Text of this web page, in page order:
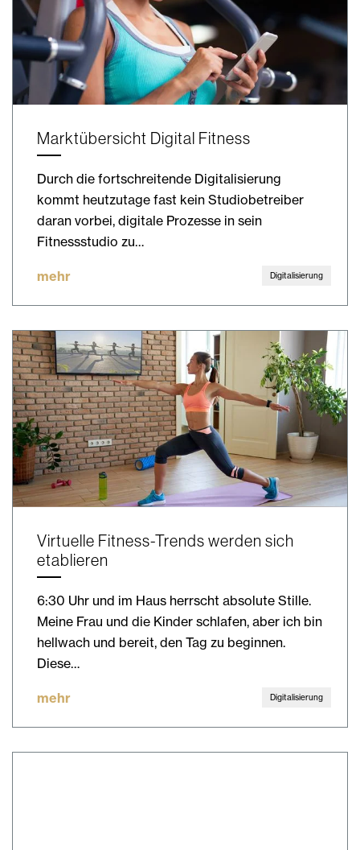
Marktübersicht Digital Fitness
Durch die fortschreitende Digitalisierung
kommt heutzutage fast kein Studiobetreiber
daran vorbei, digitale Prozesse in sein
Fitnessstudio zu…
mehr Digitalisierung
Virtuelle Fitness-Trends werden sich
etablieren
6:30 Uhr und im Haus herrscht absolute Stille.
Meine Frau und die Kinder schlafen, aber ich bin
hellwach und bereit, den Tag zu beginnen.
Diese…
mehr Digitalisierung